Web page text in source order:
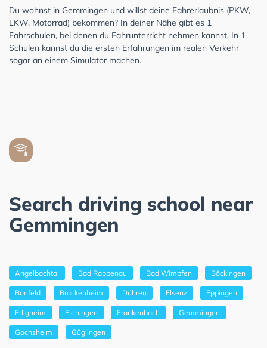
Du wohnst in Gemmingen und willst deine Fahrerlaubnis (PKW,
LKW, Motorrad) bekommen? In deiner Nähe gibt es 1
Fahrschulen, bei denen du Fahrunterricht nehmen kannst. In 1
Schulen kannst du die ersten Erfahrungen im realen Verkehr
sogar an einem Simulator machen.
Search driving school near
Gemmingen
Angelbachtal Bad Rappenau Bad Wimpfen Böckingen
Bonfeld Brackenheim Dühren Elsenz Eppingen
Erligheim Flehingen Frankenbach Gemmingen
Gochsheim Güglingen